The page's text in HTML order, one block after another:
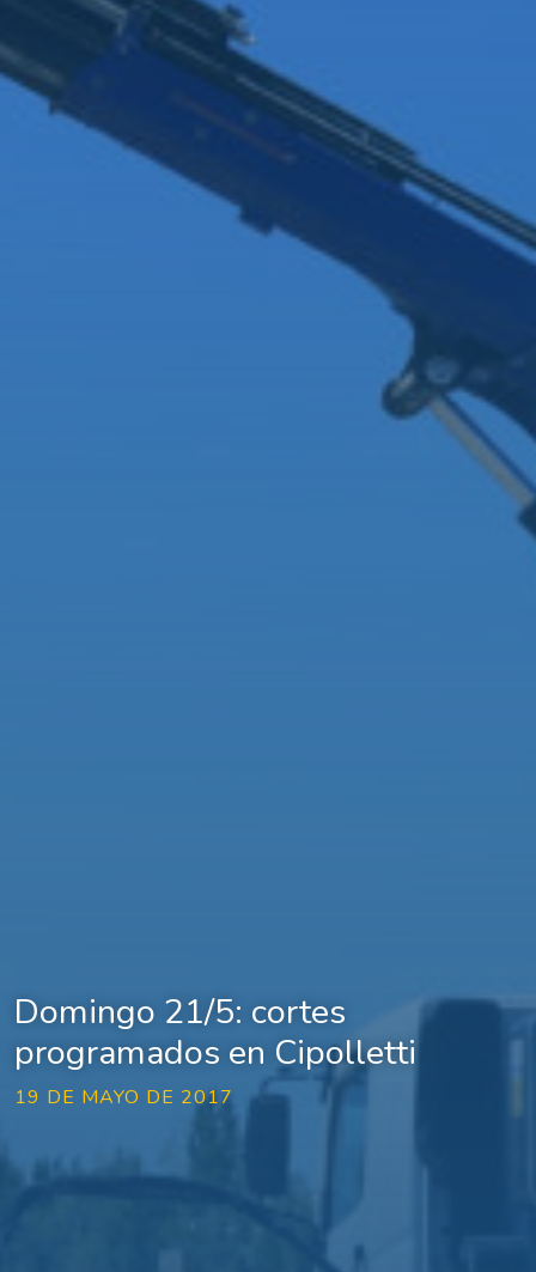
Domingo 21/5: cortes
programados en Cipolletti
19 DE MAYO DE 2017